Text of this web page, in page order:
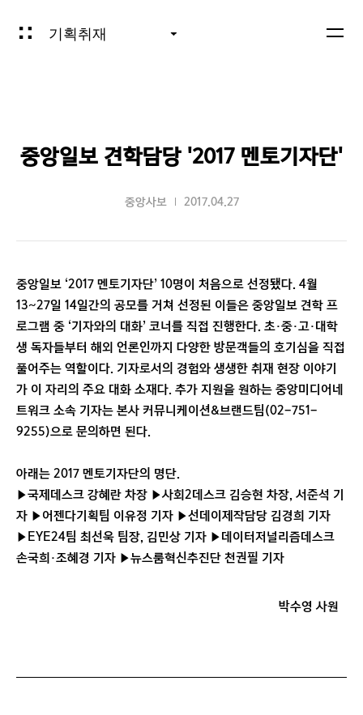
기획취재
중앙일보 견학담당 '2017 멘토기자단'
중앙사보 2017.04.27
중앙일보 ‘2017 멘토기자단’ 10명이 처음으로 선정됐다. 4월
13~27일 14일간의 공모를 거쳐 선정된 이들은 중앙일보 견학 프
로그램 중 ‘기자와의 대화’ 코너를 직접 진행한다. 초·중·고·대학
생 독자들부터 해외 언론인까지 다양한 방문객들의 호기심을 직접
풀어주는 역할이다. 기자로서의 경험와 생생한 취재 현장 이야기
가 이 자리의 주요 대화 소재다. 추가 지원을 원하는 중앙미디어네
트워크 소속 기자는 본사 커뮤니케이션&브랜드팀(02-751-
9255)으로 문의하면 된다.
아래는 2017 멘토기자단의 명단.
▶국제데스크 강혜란 차장 ▶사회2데스크 김승현 차장, 서준석 기
자 ▶어젠다기획팀 이유정 기자 ▶선데이제작담당 김경희 기자
▶EYE24팀 최선욱 팀장, 김민상 기자 ▶데이터저널리즘데스크
손국희·조혜경 기자 ▶뉴스룸혁신추진단 천권필 기자
박수영 사원